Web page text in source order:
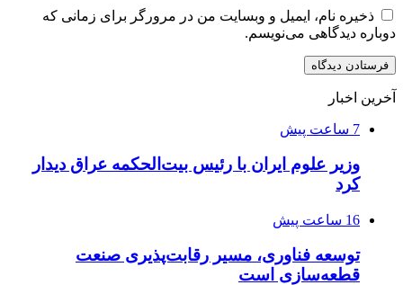
ذخیره نام، ایمیل و وبسایت من در مرورگر برای زمانی که
دوباره دیدگاهی می‌نویسم.
آخرین اخبار
7 ساعت پیش
وزیر علوم ایران با رئیس بیت‌الحکمه عراق دیدار
کرد
16 ساعت پیش
توسعه فناوری، مسیر رقابت‌پذیری صنعت
قطعه‌سازی است